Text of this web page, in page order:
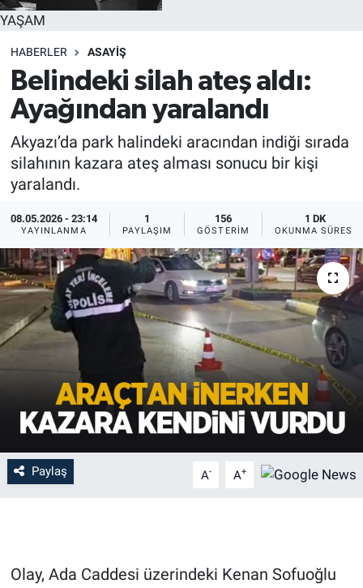
YAŞAM
HABERLER ASAYİŞ
Belindeki silah ateş aldı:
Ayağından yaralandı
Akyazı’da park halindeki aracından indiği sırada
silahının kazara ateş alması sonucu bir kişi
yaralandı.
08.05.2026 - 23:14
YAYINLANMA
1
PAYLAŞIM
156
GÖSTERIM
1 DK
OKUNMA SÜRESI
Paylaş A- A+
Olay, Ada Caddesi üzerindeki Kenan Sofuoğlu